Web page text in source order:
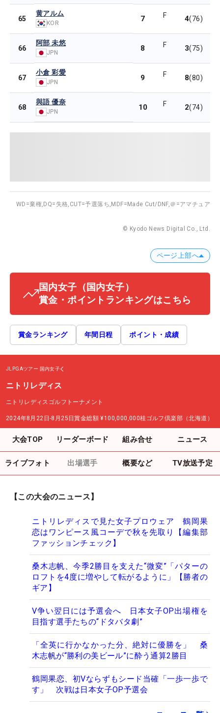
65
黄アルム
KOR 7 F 4(76)
66
阿部 未悠
JPN 8 F 3(75)
67
小倉 彩愛
JPN 9 F 8(80)
68
與語 優奈
JPN 10 F 2(74)
WD=棄権, DQ=失格, CUT=予選落ち, MDF=Made Cut/DNF,＠=アマチュア
© Kyodo News Digital Co., Ltd.
ページ上部へ
国内女子 （国内女子）
賞金・ポイントランキングはこちら
賞金ランキング 年間日程 ポイント・成績
JLPGAツアー 国内女子
ニトリレディス
ニトリレディスゴルフトーナメント
2024年8月22日-8月25日賞金総額 ¥100,000,000桂ゴルフ倶楽部（北海道）
大会TOP リーダーボード 組み合せ ニュース
ライブフォト 出場選手 概要など TV放送予定
【この大会のニュース】
ニトリレディスで見た女子プロウェア 鶴岡果
恋はワンピース風コーデで秋を先取り【編集部
ファッションチェック】
桑木志帆、今季2勝目を支えた“微変”「パターの
ロフトを4度に増やして転がるように」【勝者の
ギア】
V争い翌日には予選会へ 日本女子OP出場権を
目指す選手たちの“ドタバタ劇”
「全英に行かなかった分、絶対に優勝を」 桑
木志帆が“勝利の美ビール”に酔う通算2勝目
鶴岡果恋、初Vならずもシード当確「一歩一歩で
す」 次戦は日本女子OP予選会